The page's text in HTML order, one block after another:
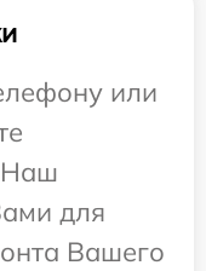
или
Наш
для
Вашего